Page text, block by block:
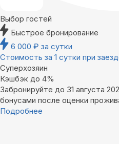
Выбор гостей
Быстрое бронирование
6 000 ₽ за сутки
Стоимость за 1 сутки при
Суперхозяин
Кэшбэк до 4%
Забронируйте до 31 августа
бонусами после оценки
Подробнее